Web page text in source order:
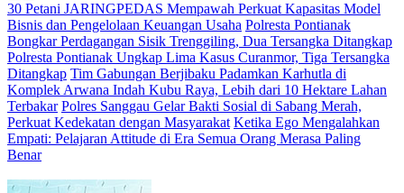
30 Petani JARINGPEDAS Mempawah Perkuat Kapasitas Model
Bisnis dan Pengelolaan Keuangan Usaha Polresta Pontianak
Bongkar Perdagangan Sisik Trenggiling, Dua Tersangka Ditangkap
Polresta Pontianak Ungkap Lima Kasus Curanmor, Tiga Tersangka
Ditangkap Tim Gabungan Berjibaku Padamkan Karhutla di
Komplek Arwana Indah Kubu Raya, Lebih dari 10 Hektare Lahan
Terbakar Polres Sanggau Gelar Bakti Sosial di Sabang Merah,
Perkuat Kedekatan dengan Masyarakat Ketika Ego Mengalahkan
Empati: Pelajaran Attitude di Era Semua Orang Merasa Paling
Benar